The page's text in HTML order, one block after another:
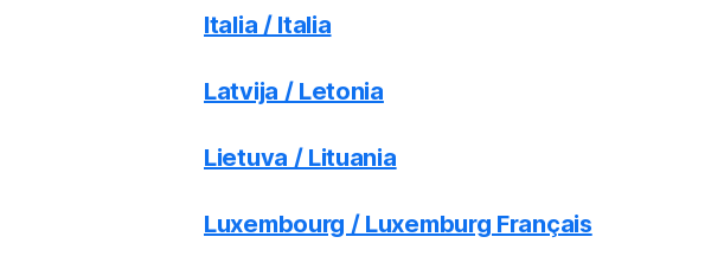
Italia / Italia
Latvija / Letonia
Lietuva / Lituania
Luxembourg / Luxemburg Français